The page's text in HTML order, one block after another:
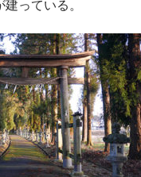
っている。